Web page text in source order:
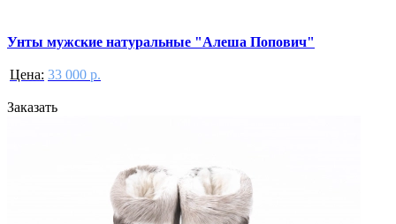
Унты мужские натуральные "Алеша Попович"
Цена: 33 000 р.
Заказать